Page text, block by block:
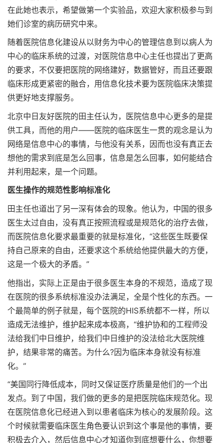
在此她也表示，希望做第一个实验品，欢迎大家积极参与到
她们诊室的病历研究中来。
随着医院信息化建设从以财务为中心的管理信息到以病人为
中心的临床系统的过渡，对医院信息中心主任也提出了更高
的要求，不仅要把医院的网络建好，数据管好，而且还要跟
临床形成更紧密的融合，用信息化技术要为医院临床决策提
供更好地支撑服务。
北京中日友好医院的田主任认为，医院信息中心更多的是提
供工具，而他的用户——医院的临床医生一贯的观念是认为
网络是信息中心的事情，与他没有关系，因而也没有真正去
想他的需求到底是怎么回事，信息是怎么回事，如何能结合
并利用起来，是一个问题。
医生操作的规范性影响标准化
田主任也道出了另一深有体会的现象。他认为，中国的很多
医生太过自由，没有真正按照流程或是规范化的治疗去做，
而医院信息化要求最重要的就是标准化，“这些医生既要保
持自己原来的自由，还要求这个系统给他提供最大的方便，
这是一个极大的矛盾。”
他指出，实际上正是由于很多医生本身的不规范，造成了现
在医院的很多系统标准没办法满足，全是个性化的东西。一
个最简单的例子就是，每个医院的HIS系统都不一样，所以
造成无法维护，维护起来成本极高，“维护协和的工程师没
法给我们中日维护，给我们中日维护的没法给北大医院维
护，结果非常的痛苦。为什么?因为临床本身就没有标准
化。”
“美国同行降低成本，同时又保证医疗质量是他们的一个出
发点。到了中国，我们做的更多的是把医院临床规范化。现
在医院信息化已经进入到以患者临床为核心的发展阶段。这
个时候就需要临床医生角色要认识到这个事是他的事情，要
积极去介入，然后信息中心才知道你到底想要什么，你想要